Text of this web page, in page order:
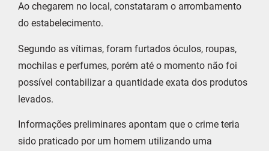
Ao chegarem no local, constataram o arrombamento
do estabelecimento.
Segundo as vítimas, foram furtados óculos, roupas,
mochilas e perfumes, porém até o momento não foi
possível contabilizar a quantidade exata dos produtos
levados.
Informações preliminares apontam que o crime teria
sido praticado por um homem utilizando uma